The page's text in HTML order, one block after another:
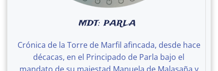
MDT: PARLA
Crónica de la Torre de Marfil afincada, desde hace
décacas, en el Principado de Parla bajo el